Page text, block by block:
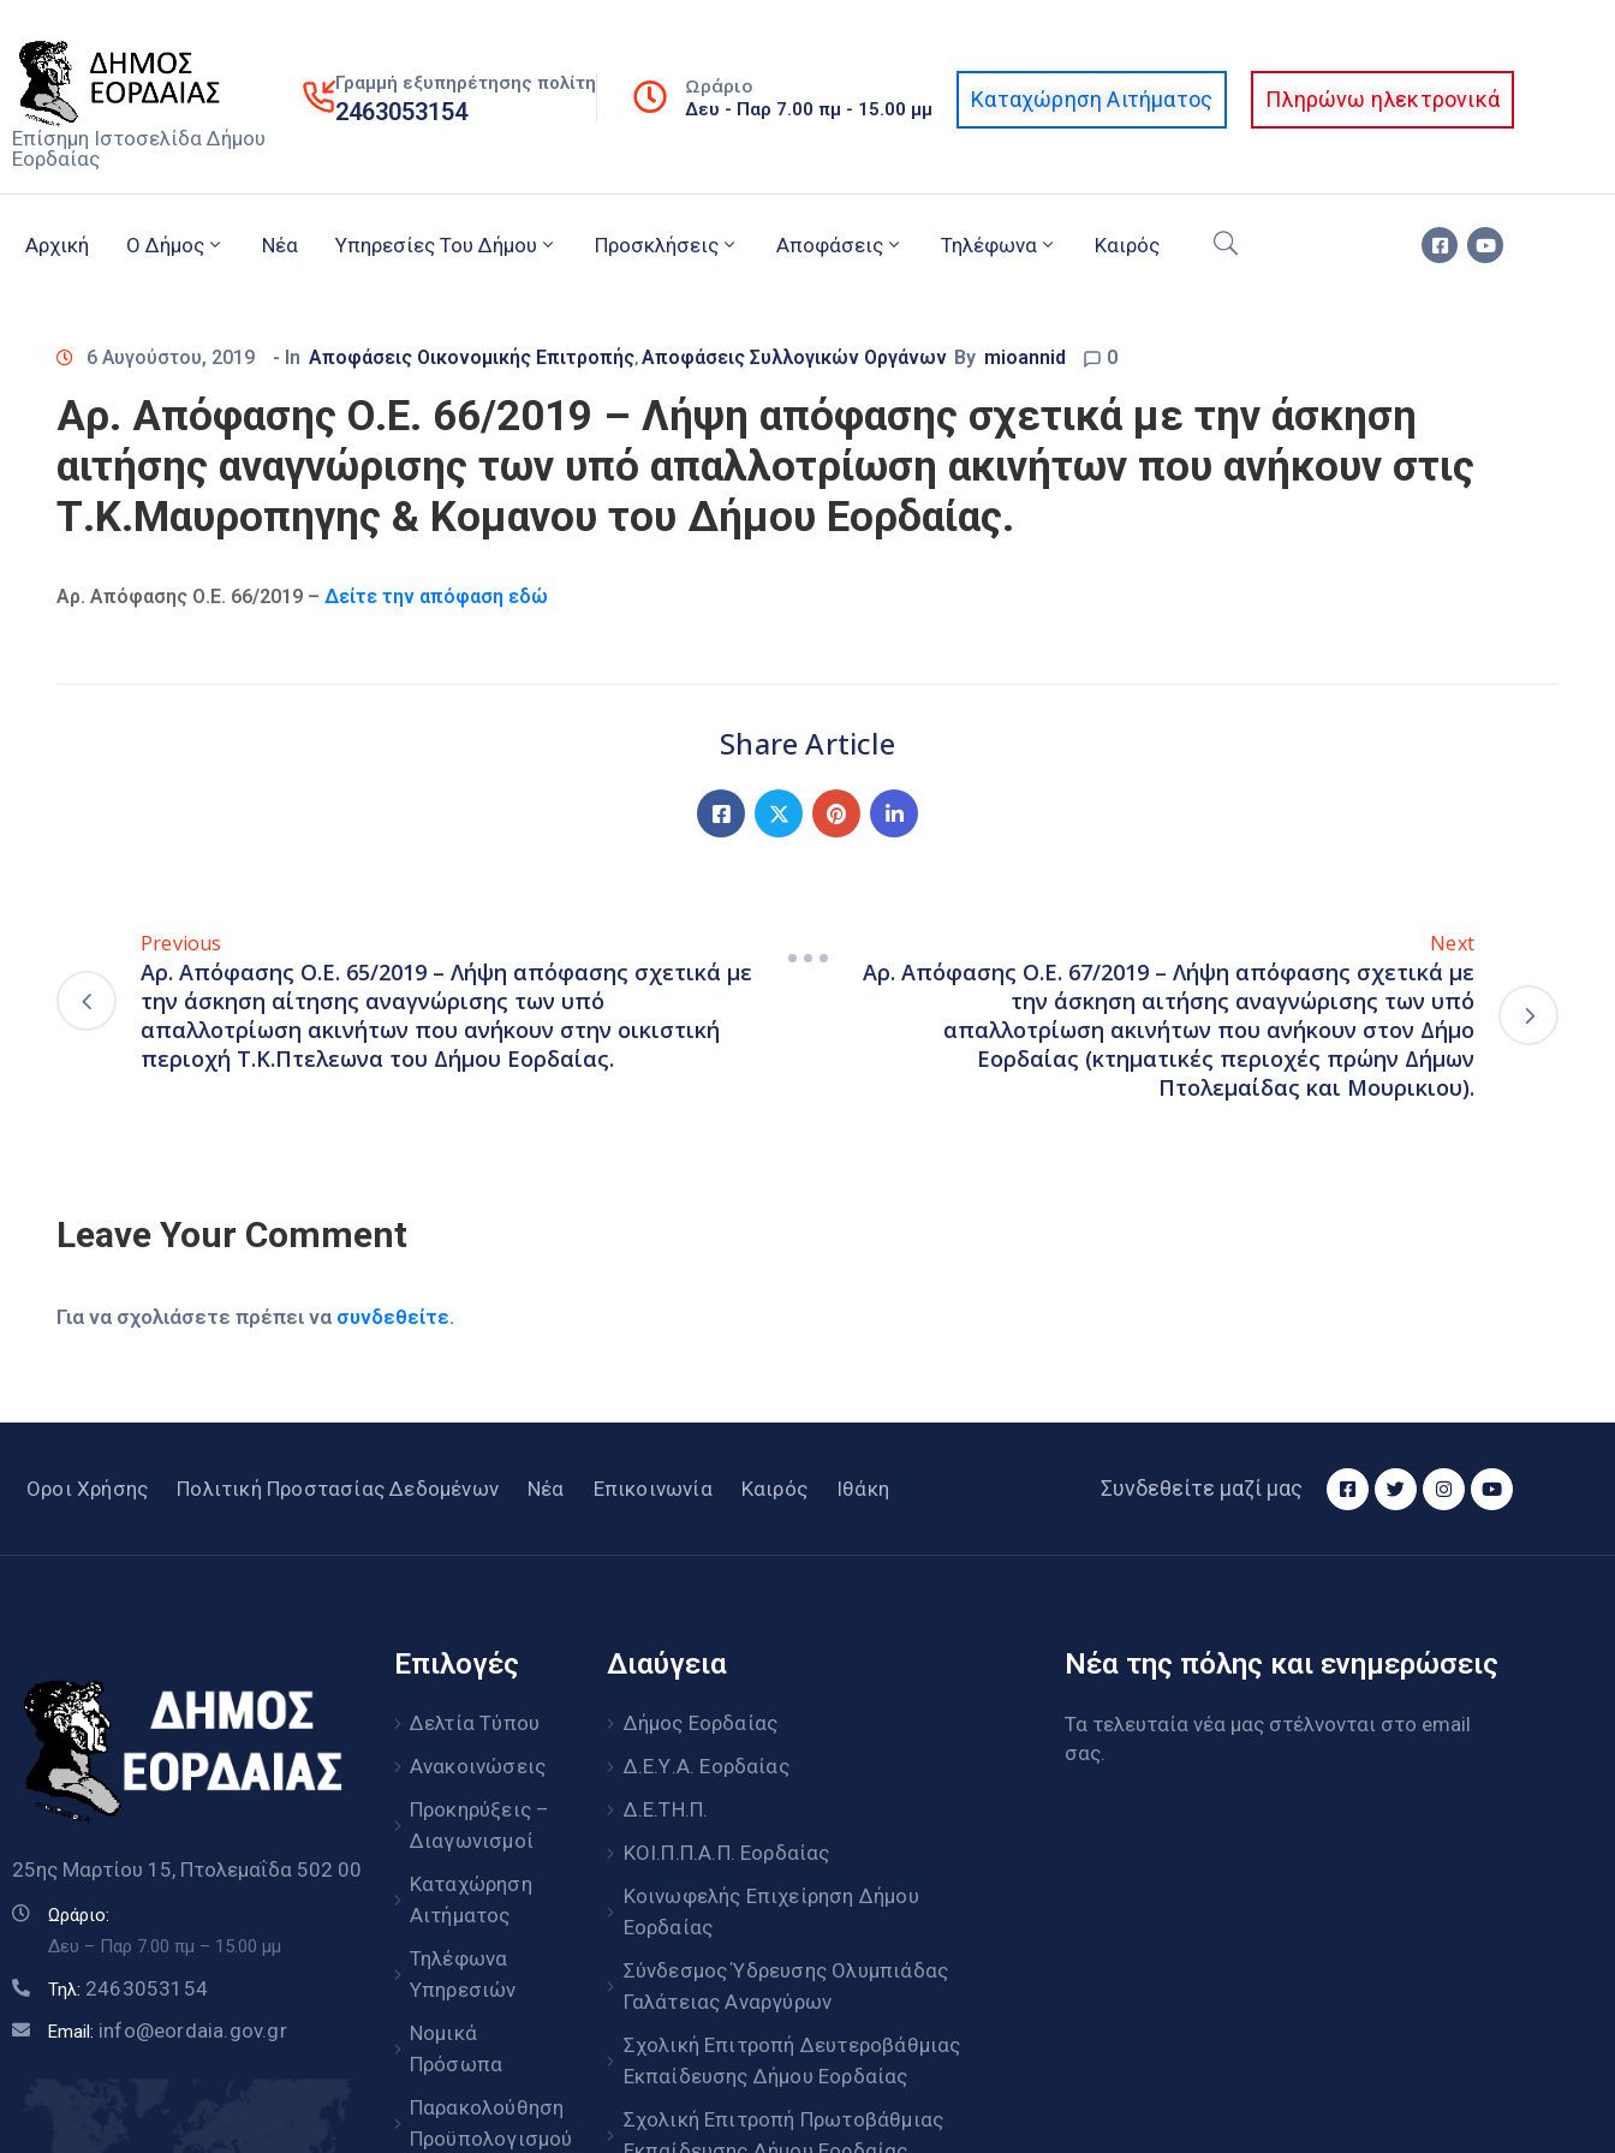
Επίσημη Ιστοσελίδα Δήμου
Εορδαίας
Γραμμή εξυπηρέτησης πολίτη
2463053154
Ωράριο
Δευ - Παρ 7.00 πμ - 15.00 μμ Καταχώρηση Αιτήματος Πληρώνω ηλεκτρονικά
Αρχική Ο Δήμος Νέα Υπηρεσίες Του Δήμου Προσκλήσεις Αποφάσεις Τηλέφωνα Καιρός
6 Αυγούστου, 2019 - In Αποφάσεις Οικονομικής Επιτροπής‚Αποφάσεις Συλλογικών Οργάνων By mioannid 0
Αρ. Απόφασης Ο.Ε. 66/2019 – Λήψη απόφασης σχετικά με την άσκηση
αιτήσης αναγνώρισης των υπό απαλλοτρίωση ακινήτων που ανήκουν στις
Τ.Κ.Μαυροπηγης & Κομανου του Δήμου Εορδαίας.
Αρ. Απόφασης Ο.Ε. 66/2019 – Δείτε την απόφαση εδώ
Share Article
Previous
Αρ. Απόφασης Ο.Ε. 65/2019 – Λήψη απόφασης σχετικά με
την άσκηση αίτησης αναγνώρισης των υπό
απαλλοτρίωση ακινήτων που ανήκουν στην οικιστική
περιοχή Τ.Κ.Πτελεωνα του Δήμου Εορδαίας.
Next
Αρ. Απόφασης Ο.Ε. 67/2019 – Λήψη απόφασης σχετικά με
την άσκηση αιτήσης αναγνώρισης των υπό
απαλλοτρίωση ακινήτων που ανήκουν στον Δήμο
Εορδαίας (κτηματικές περιοχές πρώην Δήμων
Πτολεμαίδας και Μουρικιου).
Leave Your Comment
Για να σχολιάσετε πρέπει να συνδεθείτε.
Οροι Χρήσης Πολιτική Προστασίας Δεδομένων Νέα Επικοινωνία Καιρός Ιθάκη Συνδεθείτε μαζί μας
25ης Μαρτίου 15, Πτολεμαΐδα 502 00
Ωράριο:
Δευ – Παρ 7.00 πμ – 15.00 μμ
Τηλ: 2463053154
Email: info@eordaia.gov.gr
Επιλογές
Δελτία Τύπου
Ανακοινώσεις
Προκηρύξεις –
Διαγωνισμοί
Καταχώρηση
Αιτήματος
Τηλέφωνα
Υπηρεσιών
Νομικά
Πρόσωπα
Παρακολούθηση
Προϋπολογισμού
Διαύγεια
Δήμος Εορδαίας
Δ.Ε.Υ.Α. Εορδαίας
Δ.Ε.ΤΗ.Π.
ΚΟΙ.Π.Π.Α.Π. Εορδαίας
Κοινωφελής Επιχείρηση Δήμου
Εορδαίας
Σύνδεσμος Ύδρευσης Ολυμπιάδας
Γαλάτειας Αναργύρων
Σχολική Επιτροπή Δευτεροβάθμιας
Εκπαίδευσης Δήμου Εορδαίας
Σχολική Επιτροπή Πρωτοβάθμιας
Νέα της πόλης και ενημερώσεις
Τα τελευταία νέα μας στέλνονται στο email
σας.